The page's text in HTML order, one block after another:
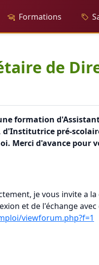
Formations
et en + une formation
de
formation
pré-
Merci d'avance pour
je vous invite a
et de l'échange
viewforum.php?f=1